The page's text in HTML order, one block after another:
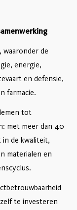
de
energie,
en defensie,
farmacie.
tot
met meer dan 40
in de kwaliteit,
materialen en
te investeren